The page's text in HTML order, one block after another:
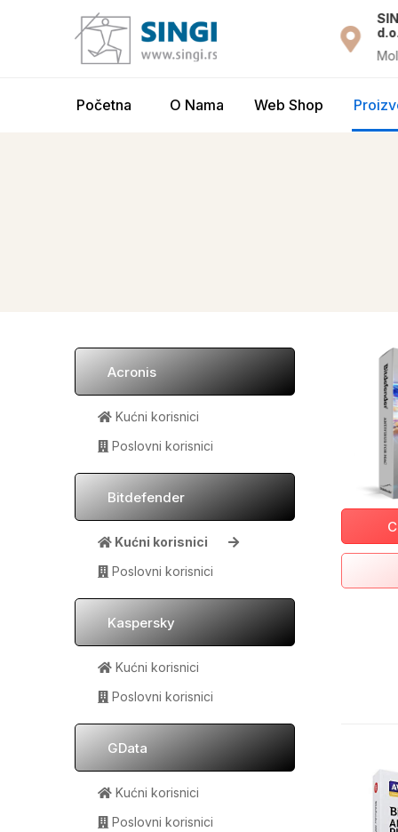
Služba prodaje
prodaja@singi.rs
Početna O Nama Web Shop
Acronis
Kućni korisnici
Poslovni korisnici
Bitdefender
Kućni korisnici
Poslovni korisnici
Kaspersky
Kućni korisnici
Poslovni korisnici
GData
Kućni korisnici
Poslovni korisnici